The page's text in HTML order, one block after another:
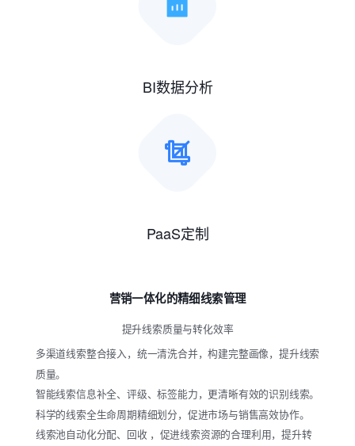
BI数据分析
PaaS定制
营销一体化的精细线索管理
提升线索质量与转化效率
多渠道线索整合接入，统一清洗合并，构建完整画像，提升线索
质量。
智能线索信息补全、评级、标签能力，更清晰有效的识别线索。
科学的线索全生命周期精细划分，促进市场与销售高效协作。
线索池自动化分配、回收 ，促进线索资源的合理利用，提升转